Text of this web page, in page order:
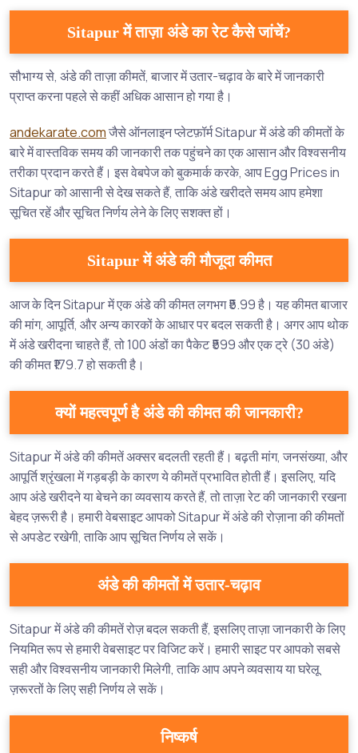
Sitapur में ताज़ा अंडे का रेट कैसे जांचें?
सौभाग्य से, अंडे की ताज़ा कीमतें, बाजार में उतार-चढ़ाव के बारे में जानकारी
प्राप्त करना पहले से कहीं अधिक आसान हो गया है।
andekarate.comजैसे ऑनलाइन प्लेटफ़ॉर्म Sitapur में अंडे की कीमतों के
बारे में वास्तविक समय की जानकारी तक पहुंचने का एक आसान और विश्वसनीय
तरीका प्रदान करते हैं। इस वेबपेज को बुकमार्क करके, आप Egg Prices in
Sitapur को आसानी से देख सकते हैं, ताकि अंडे खरीदते समय आप हमेशा
सूचित रहें और सूचित निर्णय लेने के लिए सशक्त हों।
Sitapur में अंडे की मौजूदा कीमत
आज के दिन Sitapur में एक अंडे की कीमत लगभग ₹5.99 है। यह कीमत बाजार
की मांग, आपूर्ति, और अन्य कारकों के आधार पर बदल सकती है। अगर आप थोक
में अंडे खरीदना चाहते हैं, तो 100 अंडों का पैकेट ₹599 और एक ट्रे (30 अंडे)
की कीमत ₹179.7 हो सकती है।
क्यों महत्वपूर्ण है अंडे की कीमत की जानकारी?
Sitapur में अंडे की कीमतें अक्सर बदलती रहती हैं। बढ़ती मांग, जनसंख्या, और
आपूर्ति श्रृंखला में गड़बड़ी के कारण ये कीमतें प्रभावित होती हैं। इसलिए, यदि
आप अंडे खरीदने या बेचने का व्यवसाय करते हैं, तो ताज़ा रेट की जानकारी रखना
बेहद ज़रूरी है। हमारी वेबसाइट आपको Sitapur में अंडे की रोज़ाना की कीमतों
से अपडेट रखेगी, ताकि आप सूचित निर्णय ले सकें।
अंडे की कीमतों में उतार-चढ़ाव
Sitapur में अंडे की कीमतें रोज़ बदल सकती हैं, इसलिए ताज़ा जानकारी के लिए
नियमित रूप से हमारी वेबसाइट पर विजिट करें। हमारी साइट पर आपको सबसे
सही और विश्वसनीय जानकारी मिलेगी, ताकि आप अपने व्यवसाय या घरेलू
ज़रूरतों के लिए सही निर्णय ले सकें।
निष्कर्ष